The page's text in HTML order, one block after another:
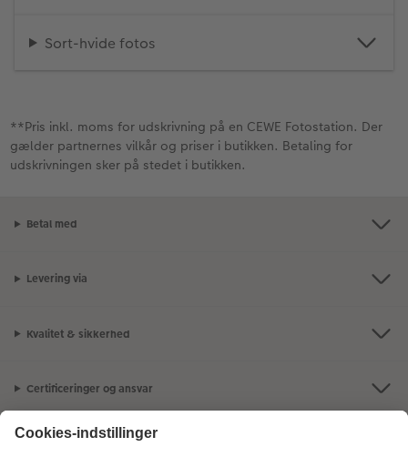
Sort-hvide fotos
**Pris inkl. moms for udskrivning på en CEWE Fotostation. Der
gælder partnernes vilkår og priser i butikken. Betaling for
udskrivningen sker på stedet i butikken.
Betal med
Levering via
Kvalitet & sikkerhed
Certificeringer og ansvar